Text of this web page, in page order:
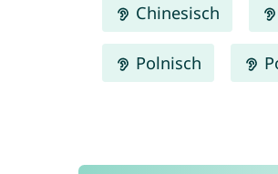
Chinesisch
Polnisch